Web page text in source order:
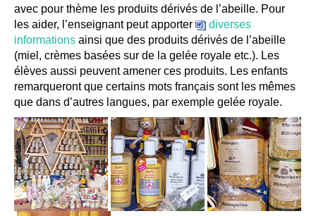
avec pour thème les produits dérivés de l’abeille. Pour
les aider, l’enseignant peut apporter
diverses
informations ainsi que des produits dérivés de l’abeille
(miel, crèmes basées sur de la gelée royale etc.). Les
élèves aussi peuvent amener ces produits. Les enfants
remarqueront que certains mots français sont les mêmes
que dans d’autres langues, par exemple gelée royale.